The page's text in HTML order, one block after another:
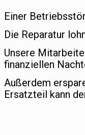
Einer
Die Reparatur
Unsere
finanziellen
Außerdem
Ersatzteil kann